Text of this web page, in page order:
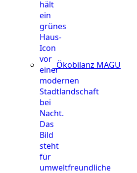
Ökobilanz MAGU